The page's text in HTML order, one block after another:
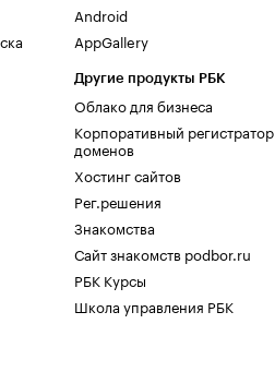
Android
AppGallery
Другие продукты РБК
Облако для бизнеса
Корпоративный регистратор
доменов
Хостинг сайтов
Рег.решения
Знакомства
Сайт знакомств podbor.ru
РБК Курсы
Школа управления РБК